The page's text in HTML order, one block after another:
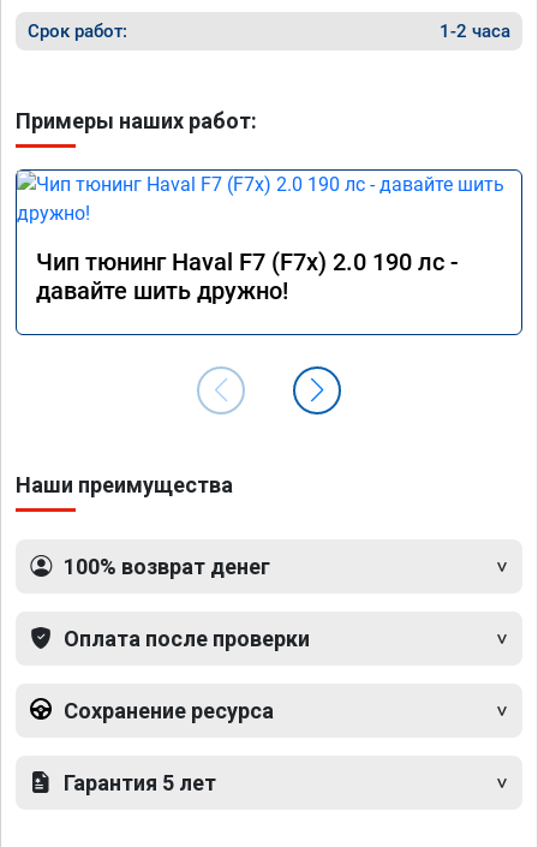
Срок работ: 1-2 часа
Примеры наших работ:
Чип тюнинг Haval F7 (F7x) 2.0 190 лс -
давайте шить дружно!
Наши преимущества
100% возврат денег
Оплата после проверки
Сохранение ресурса
Гарантия 5 лет